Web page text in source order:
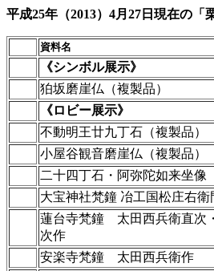
平成25年（2013）4月27日現在の
資料名
《シンボル展示》
狛坂磨崖仏（複製品）
《ロビー展示》
不動明王廿九丁石（複製品）
小屋谷観音磨崖仏（複製品）
二十四丁石・阿弥陀如来坐像
大宝神社梵鐘 冶工国松庄右衛
蓮台寺梵鐘 太田西兵衛直次
次作
安楽寺梵鐘 太田西兵衛作